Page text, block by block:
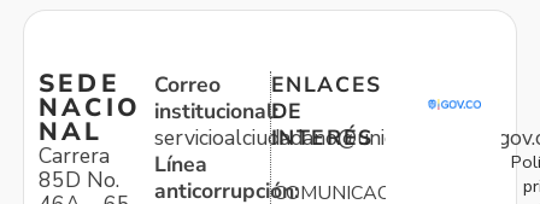
SEDE
NACIO
NAL
Carrera
85D No.
Correo
institucional:
Línea
anticorrupción:
ENLACES
DE
INTERÉS
COMUNICACIONES